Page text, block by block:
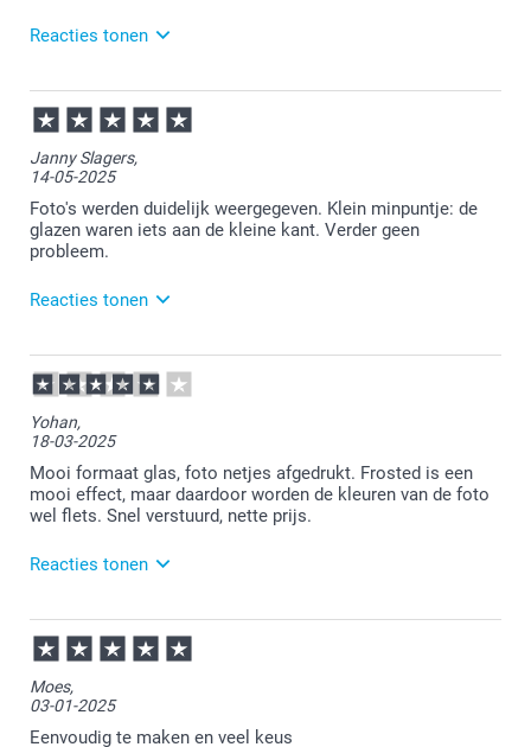
Reacties tonen
15-07-2025
13:31
Bedankt voor je review. Fijn om te horen dat je
tevreden bent over de opdruk. We zullen je tip over
de preview van het glas mee nemen om ons te
blijven verbeteren. Bedankt dat je de moeite hebt
genomen om dit aan ons door te geven.
Janny Slagers,
14-05-2025
Foto's werden duidelijk weergegeven. Klein minpuntje: de
glazen waren iets aan de kleine kant. Verder geen
probleem.
Reacties tonen
14-05-2025
12:46
Bedankt voor je review. Wat fijn om te lezen dat je
de kleine kant vond. De formaten staan wel op onze
website beschreven onder specificaties. Wellicht heb
je dit over het hoofd gezien. Wij gaan het in ieder
geval meenemen als tip. Alsnog heel veel plezier van
Yohan,
18-03-2025
Mooi formaat glas, foto netjes afgedrukt. Frosted is een
mooi effect, maar daardoor worden de kleuren van de foto
wel flets. Snel verstuurd, nette prijs.
Reacties tonen
19-03-2025
09:03
Bedankt voor je review. Wat fijn om te lezen dat je
opnemen met de klantenservice
(service@smartphoto.nl) en dan even een foto
Moes,
03-01-2025
Eenvoudig te maken en veel keus